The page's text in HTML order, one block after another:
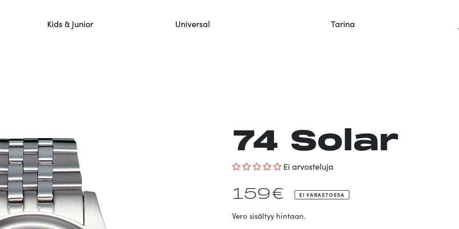
Kids & Junior Universal Tarina
74 Solar
Ei arvosteluja
Normaalihinta
159€ EI VARASTOSSA
Vero sisältyy hintaan.